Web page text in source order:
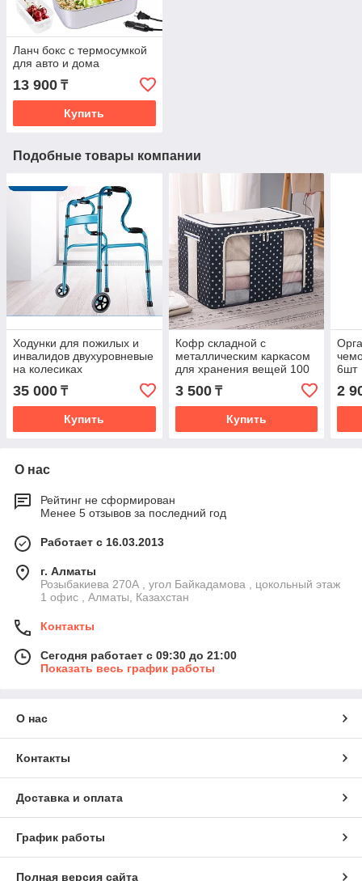
Ланч бокс с термосумкой
для авто и дома
13 900 ₸
Купить
Подобные товары компании
Ходунки для пожилых и
инвалидов двухуровневые
на колесиках
35 000 ₸
Купить
Кофр складной с
металлическим каркасом
для хранения вещей 100
3 500₸
Купить
6шт
2
О нас
Рейтинг не сформирован
Менее 5 отзывов за последний год
Работает с 16.03.2013
г. Алматы
Розыбакиева 270А , угол Байкадамова , цокольный этаж
1 офис , Алматы, Казахстан
Контакты
Сегодня работает с 09:30 до 21:00
Показать весь график работы
О нас
Контакты
Доставка и оплата
График работы
Полная версия сайта